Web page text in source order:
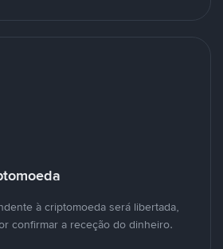
à criptomoeda será libertada,
confirmar a receção do dinheiro.